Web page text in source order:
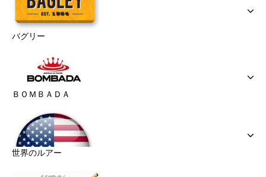
バグリー
ＢＯＭＢＡＤＡ
世界のルアー